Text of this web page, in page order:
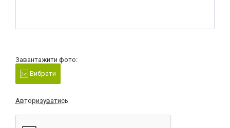
Завантажити фото:
Вибрати
Авторизуватись